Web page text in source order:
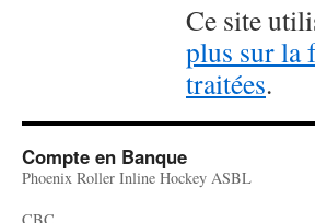
Ce site
plus sur la
traitées.
Compte en Banque
Phoenix Roller Inline Hockey ASBL